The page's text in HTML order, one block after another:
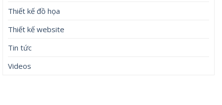
Thiết kế đồ họa
Thiết kế website
Tin tức
Videos